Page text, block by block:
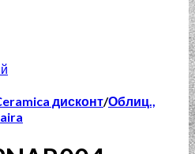
дисконт/Облиц.,